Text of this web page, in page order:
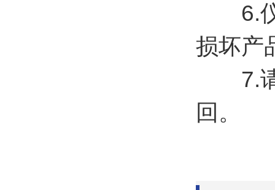
6.仪
损坏产
7.请
回。